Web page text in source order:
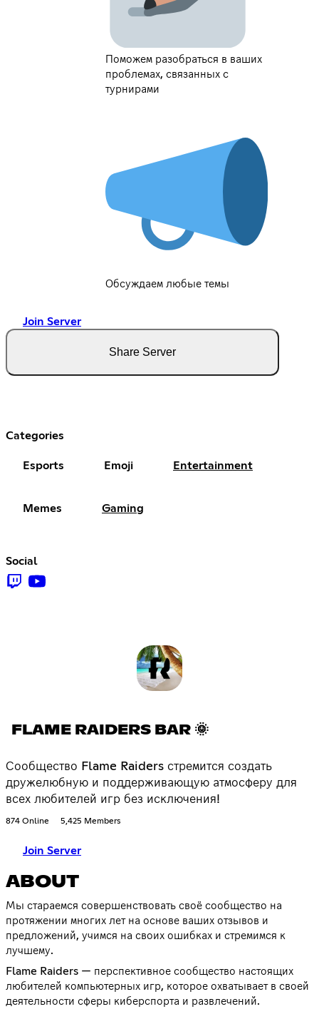
Поможем разобраться в ваших
проблемах, связанных с
турнирами
Обсуждаем любые темы
Join Server
Share Server
Categories
Esports Emoji Entertainment
Memes Gaming
Social
FLAME RAIDERS BAR 🌞
Сообщество Flame Raiders стремится создать
дружелюбную и поддерживающую атмосферу для
всех любителей игр без исключения!
874 Online 5,425 Members
Join Server
ABOUT
Мы стараемся совершенствовать своё сообщество на
протяжении многих лет на основе ваших отзывов и
предложений, учимся на своих ошибках и стремимся к
лучшему.
Flame Raiders — перспективное сообщество настоящих
любителей компьютерных игр, которое охватывает в своей
деятельности сферы киберспорта и развлечений.